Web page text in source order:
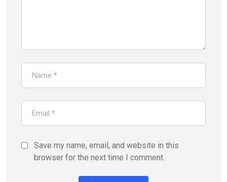
Save my name, email, and website in this
browser for the next time I comment.